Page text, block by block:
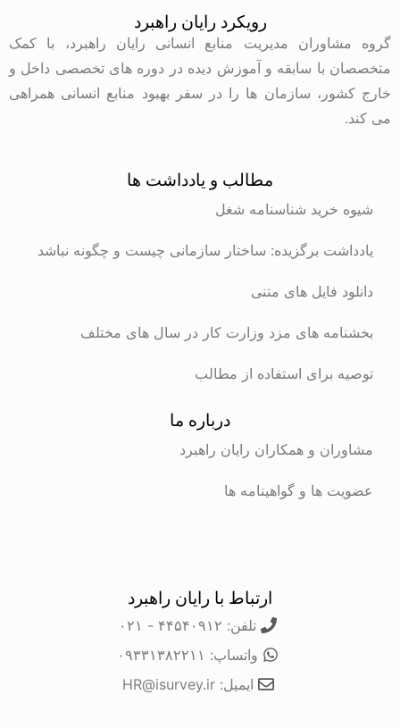
رویکرد رایان راهبرد
گروه مشاوران مدیریت منابع انسانی رایان راهبرد، با کمک
متخصصان با سابقه و آموزش دیده در دوره های تخصصی داخل و
خارج کشور، سازمان ها را در سفر بهبود منابع انسانی همراهی
می کند.
مطالب و یادداشت ها
شیوه خرید شناسنامه شغل
یادداشت برگزیده: ساختار سازمانی چیست و چگونه نباشد
دانلود فایل های متنی
بخشنامه های مزد وزارت کار در سال های مختلف
توصیه برای استفاده از مطالب
درباره ما
مشاوران و همکاران رایان راهبرد
عضویت ها و گواهینامه ها
ارتباط با رایان راهبرد
تلفن: ۴۴۵۴۰۹۱۲ - ۰۲۱
واتساپ: ۰۹۳۳۱۳۸۲۲۱۱
ایمیل: HR@isurvey.ir